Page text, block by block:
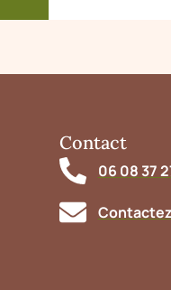
Contact
06 08 37